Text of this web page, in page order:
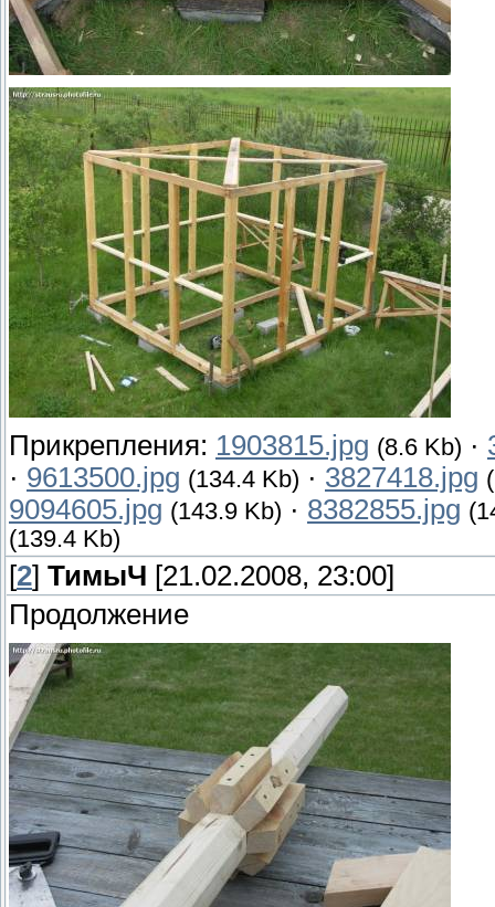
Прикрепления: 1903815.jpg (8.6 Kb) ·
· 9613500.jpg (134.4 Kb) · 3827418.jpg
9094605.jpg (143.9 Kb) · 8382855.jpg
(139.4 Kb)
[2] ТимыЧ [21.02.2008, 23:00]
Продолжение